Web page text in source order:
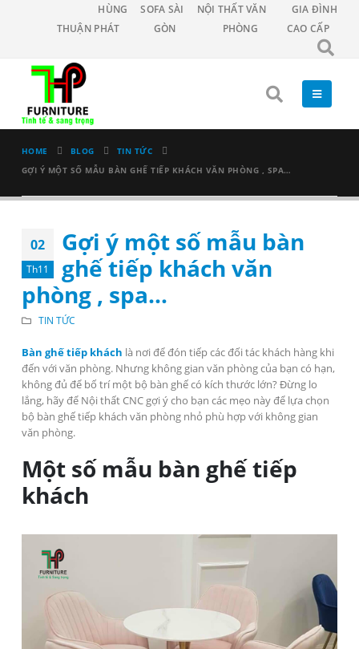
HÙNG
THUẬN PHÁT
SOFA SÀI
GÒN
NỘI THẤT VĂN
PHÒNG
GIA ĐÌNH
CAO CẤP
HOME BLOG
TIN TỨC
GỢI Ý MỘT SỐ MẪU BÀN GHẾ TIẾP KHÁCH VĂN PHÒNG , SPA…
02
Th11
Gợi ý một số mẫu bàn
ghế tiếp khách văn
phòng , spa…
TIN TỨC
Bàn ghế tiếp khách là nơi để đón tiếp các đối tác khách hàng khi
đến với văn phòng. Nhưng không gian văn phòng của bạn có hạn,
không đủ để bố trí một bộ bàn ghế có kích thước lớn? Đừng lo
lắng, hãy để Nội thất CNC gợi ý cho bạn các mẹo này để lựa chọn
bộ bàn ghế tiếp khách văn phòng nhỏ phù hợp với không gian
văn phòng.
Một số mẫu bàn ghế tiếp
khách